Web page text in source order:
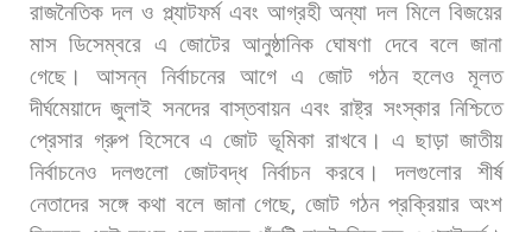
রাজনৈতিক দল ও প্ল্যাটফর্ম এবং আগ্রহী অন্যা দল মিলে বিজয়ের
মাস ডিসেম্বরে এ জোটের আনুষ্ঠানিক ঘোষণা দেবে বলে জানা
গেছে।
আসন্ন নির্বাচনের আগে এ জোট গঠন হলেও মূলত
দীর্ঘমেয়াদে জুলাই সনদের বাস্তবায়ন এবং রাষ্ট্র সংস্কার নিশ্চিতে
প্রেসার গ্রুপ হিসেবে এ জোট ভূমিকা রাখবে। এ ছাড়া জাতীয়
নির্বাচনেও
দলগুলো জোটবদ্ধ নির্বাচন করবে। দলগুলোর
শীর্ষ
নেতাদের সঙ্গে কথা বলে জানা গেছে,জোট গঠন প্রক্রিয়ার অংশ